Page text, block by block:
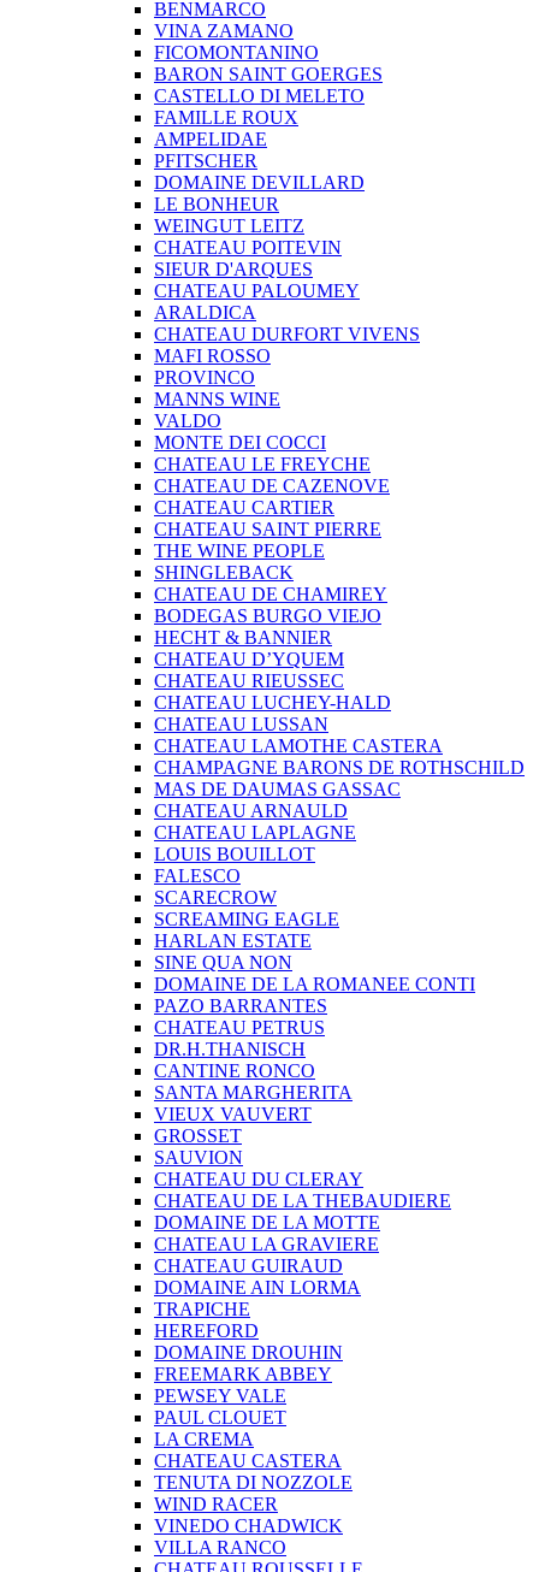
BENMARCO
VINA ZAMANO
FICOMONTANINO
BARON SAINT GOERGES
CASTELLO DI MELETO
FAMILLE ROUX
AMPELIDAE
PFITSCHER
DOMAINE DEVILLARD
LE BONHEUR
WEINGUT LEITZ
CHATEAU POITEVIN
SIEUR D'ARQUES
CHATEAU PALOUMEY
ARALDICA
CHATEAU DURFORT VIVENS
MAFI ROSSO
PROVINCO
MANNS WINE
VALDO
MONTE DEI COCCI
CHATEAU LE FREYCHE
CHATEAU DE CAZENOVE
CHATEAU CARTIER
CHATEAU SAINT PIERRE
THE WINE PEOPLE
SHINGLEBACK
CHATEAU DE CHAMIREY
BODEGAS BURGO VIEJO
HECHT & BANNIER
CHATEAU D’YQUEM
CHATEAU RIEUSSEC
CHATEAU LUCHEY-HALD
CHATEAU LUSSAN
CHATEAU LAMOTHE CASTERA
CHAMPAGNE BARONS DE ROTHSCHILD
MAS DE DAUMAS GASSAC
CHATEAU ARNAULD
CHATEAU LAPLAGNE
LOUIS BOUILLOT
FALESCO
SCARECROW
SCREAMING EAGLE
HARLAN ESTATE
SINE QUA NON
DOMAINE DE LA ROMANEE CONTI
PAZO BARRANTES
CHATEAU PETRUS
DR.H.THANISCH
CANTINE RONCO
SANTA MARGHERITA
VIEUX VAUVERT
GROSSET
SAUVION
CHATEAU DU CLERAY
CHATEAU DE LA THEBAUDIERE
DOMAINE DE LA MOTTE
CHATEAU LA GRAVIERE
CHATEAU GUIRAUD
DOMAINE AIN LORMA
TRAPICHE
HEREFORD
DOMAINE DROUHIN
FREEMARK ABBEY
PEWSEY VALE
PAUL CLOUET
LA CREMA
CHATEAU CASTERA
TENUTA DI NOZZOLE
WIND RACER
VINEDO CHADWICK
VILLA RANCO